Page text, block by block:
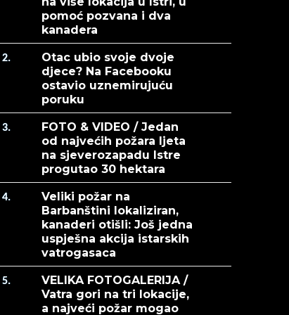
pomoć pozvana i dva
kanadera
2.
Otac ubio svoje dvoje
djece? Na Facebooku
ostavio uznemirujuću
poruku
3.
FOTO & VIDEO / Jedan
od najvećih požara ljeta
na sjeverozapadu Istre
progutao 30 hektara
4.
Veliki požar na
Barbanštini lokaliziran,
kanaderi otišli: Još jedna
uspješna akcija istarskih
vatrogasaca
5.
VELIKA FOTOGALERIJA /
Vatra gori na tri lokacije,
a najveći požar mogao